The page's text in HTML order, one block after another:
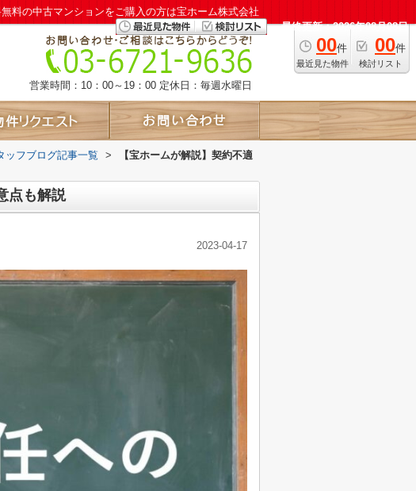
料の中古マンションをご購入の方は宝ホーム株式会社
最終更新：2026年08月08日
00件
最近見た物件
00件
検討リスト
営業時間：10：00～19：00 定休日：毎週水曜日
ッフブログ記事一覧 >
【宝ホームが解説】契約不適
点も解説
2023-04-17